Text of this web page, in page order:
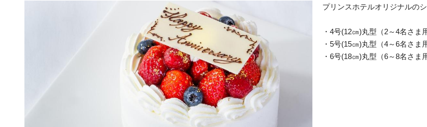
プリンスホテルオリジナルのシ
・4号(12㎝)丸型（2～4名さま
・5号(15㎝)丸型（4～6名さま
・6号(18㎝)丸型（6～8名さま